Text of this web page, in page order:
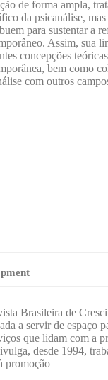
de forma ampla,
da psicanálise,
para sustentar a
Assim, sua
concepções
bem como
com outros
Brasileira de
a servir de espaço
que lidam com a
desde 1994,
promoção